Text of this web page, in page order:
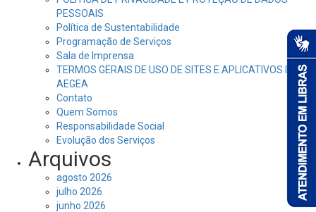
PESSOAIS
Política de Sustentabilidade
Programação de Serviços
Sala de Imprensa
TERMOS GERAIS DE USO DE SITES E APLICATIVOS DA
AEGEA
Contato
Quem Somos
Responsabilidade Social
Evolução dos Serviços
Arquivos
agosto 2026
julho 2026
junho 2026